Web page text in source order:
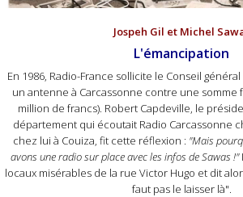
Jospeh Gil et Michel
L'émancipation
En 1986, Radio-France sollicite le Conseil
un antenne à Carcassonne contre une somme
million de francs). Robert Capdeville, le
département qui écoutait Radio Carcassonne
chez lui à Couiza, fit cette réflexion : "Mais
avons une radio sur place avec les infos de Sawas !"
locaux misérables de la rue Victor Hugo et dit
faut pas le laisser là".